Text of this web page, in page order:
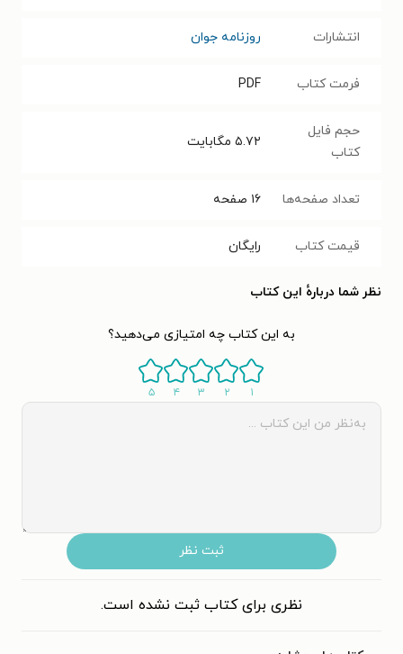
انتشارات روزنامه جوان
فرمت کتاب PDF
حجم فایل
کتاب
۵.۷۲ مگابایت
تعداد صفحه‌ها ۱۶ صفحه
قیمت کتاب رایگان
نظر شما دربارهٔ این کتاب
به این کتاب چه امتیازی می‌دهید؟
۱ ۲ ۳ ۴ ۵
ثبت نظر
نظری برای کتاب ثبت نشده است.